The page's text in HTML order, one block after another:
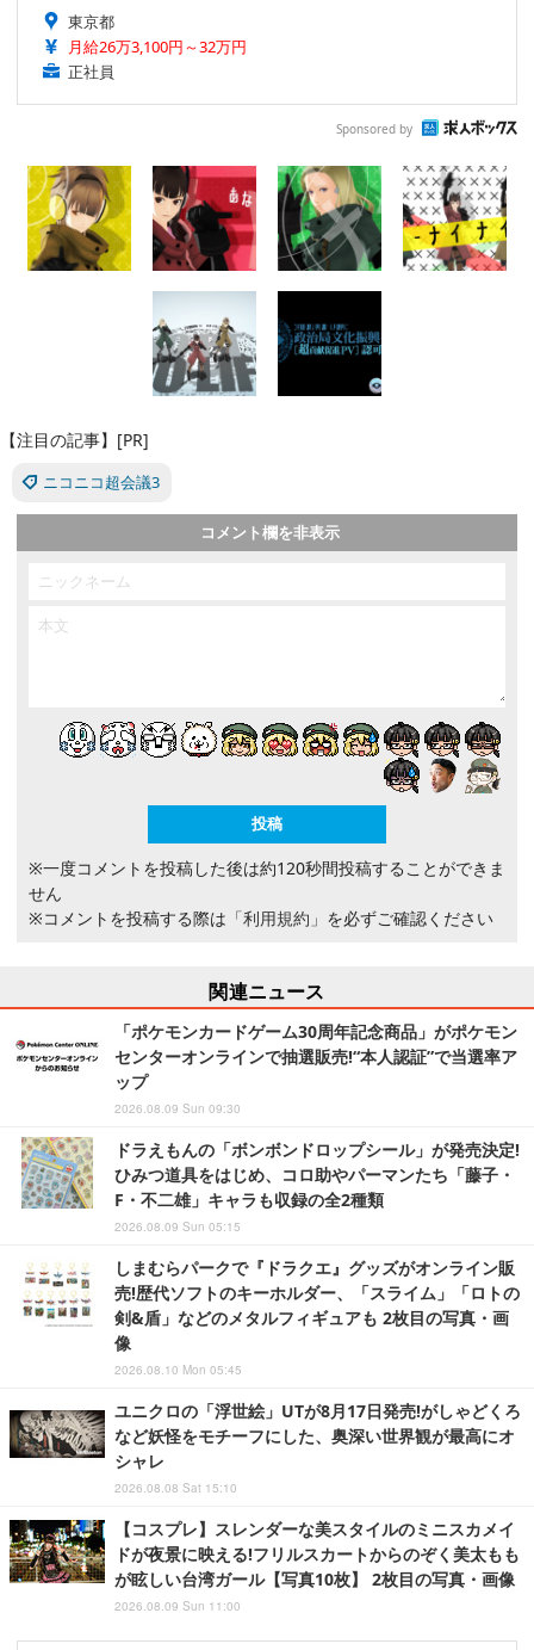
東京都
月給26万3,100円～32万円
正社員
Sponsored by
【注目の記事】[PR]
ニコニコ超会議3
コメント欄を非表示
※一度コメントを投稿した後は約120秒間投稿することができま
せん
※コメントを投稿する際は 「利用規約」 を必ずご確認ください
関連ニュース
「ポケモンカードゲーム30周年記念商品」がポケモン
センターオンラインで抽選販売!“本人認証”で当選率ア
ップ
2026.08.09 Sun 09:30
ドラえもんの「ボンボンドロップシール」が発売決定!
ひみつ道具をはじめ、コロ助やパーマンたち「藤子・
F・不二雄」キャラも収録の全2種類
2026.08.09 Sun 05:15
しまむらパークで『ドラクエ』グッズがオンライン販
売!歴代ソフトのキーホルダー、「スライム」「ロトの
剣&盾」などのメタルフィギュアも 2枚目の写真・画
像
2026.08.10 Mon 05:45
ユニクロの「浮世絵」UTが8月17日発売!がしゃどくろ
など妖怪をモチーフにした、奥深い世界観が最高にオ
シャレ
2026.08.08 Sat 15:10
【コスプレ】スレンダーな美スタイルのミニスカメイ
ドが夜景に映える!フリルスカートからのぞく美太もも
が眩しい台湾ガール【写真10枚】 2枚目の写真・画像
2026.08.09 Sun 11:00